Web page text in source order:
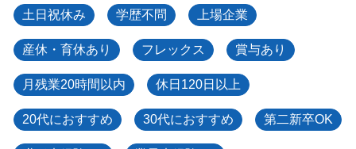
土日祝休み 学歴不問 上場企業
産休・育休あり フレックス 賞与あり
月残業20時間以内 休日120日以上
20代におすすめ 30代におすすめ 第二新卒OK